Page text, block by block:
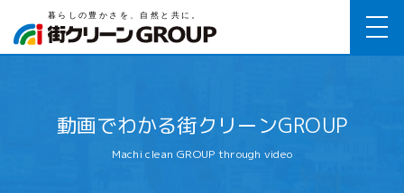
動画でわかる街クリーンGROUP
Machi clean GROUP through video